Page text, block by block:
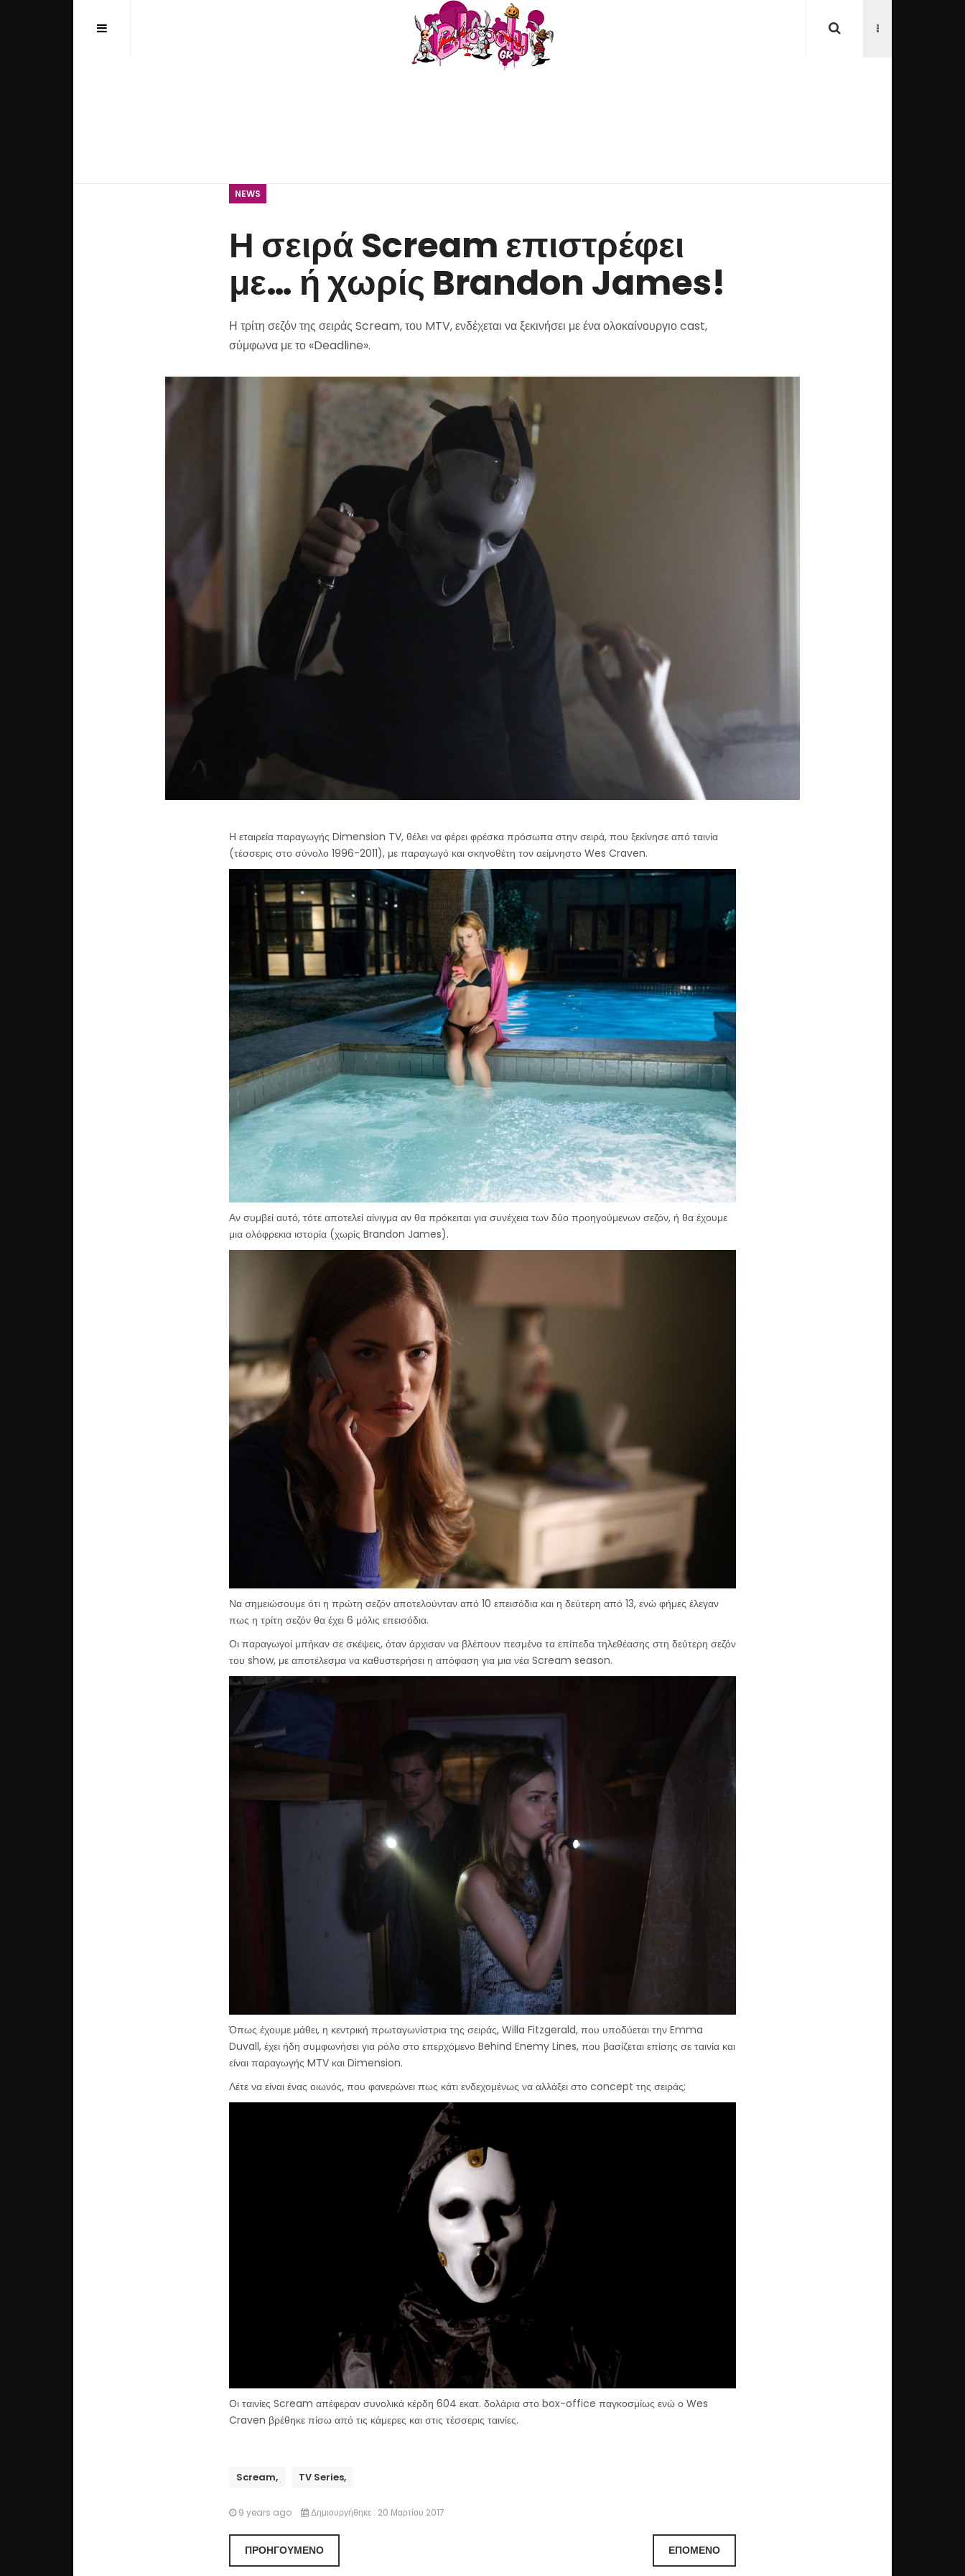
NEWS
Η σειρά Scream επιστρέφει
με… ή χωρίς Brandon James!
Η τρίτη σεζόν της σειράς Scream, του MTV, ενδέχεται να ξεκινήσει με ένα ολοκαίνουργιο cast,
σύμφωνα με το «Deadline».
Η εταιρεία παραγωγής Dimension TV, θέλει να φέρει φρέσκα πρόσωπα στην σειρά, που ξεκίνησε από ταινία
(τέσσερις στο σύνολο 1996-2011), με παραγωγό και σκηνοθέτη τον αείμνηστο Wes Craven.
Αν συμβεί αυτό, τότε αποτελεί αίνιγμα αν θα πρόκειται για συνέχεια των δύο προηγούμενων σεζόν, ή θα έχουμε
μια ολόφρεκια ιστορία (χωρίς Brandon James).
Να σημειώσουμε ότι η πρώτη σεζόν αποτελούνταν από 10 επεισόδια και η δεύτερη από 13, ενώ φήμες έλεγαν
πως η τρίτη σεζόν θα έχει 6 μόλις επεισόδια.
Οι παραγωγοί μπήκαν σε σκέψεις, όταν άρχισαν να βλέπουν πεσμένα τα επίπεδα τηλεθέασης στη δεύτερη σεζόν
του show, με αποτέλεσμα να καθυστερήσει η απόφαση για μια νέα Scream season.
Όπως έχουμε μάθει, η κεντρική πρωταγωνίστρια της σειράς, Willa Fitzgerald, που υποδύεται την Emma
Duvall, έχει ήδη συμφωνήσει για ρόλο στο επερχόμενο Behind Enemy Lines, που βασίζεται επίσης σε ταινία και
είναι παραγωγής MTV και Dimension.
Λέτε να είναι ένας οιωνός, που φανερώνει πως κάτι ενδεχομένως να αλλάξει στο concept της σειράς;
Οι ταινίες Scream απέφεραν συνολικά κέρδη 604 εκατ. δολάρια στο box-office παγκοσμίως ενώ ο Wes
Craven βρέθηκε πίσω από τις κάμερες και στις τέσσερις ταινίες.
Scream, TV Series,
9 years ago Δημιουργήθηκε : 20 Μαρτίου 2017
ΠΡΟΗΓΟΎΜΕΝΟ ΕΠΌΜΕΝΟ